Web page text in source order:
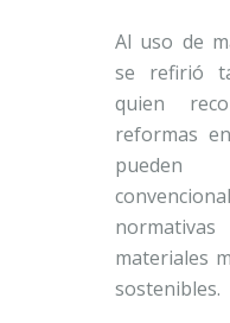
Al uso de
se refirió
quien
reformas
pueden
materiales
sostenibles.